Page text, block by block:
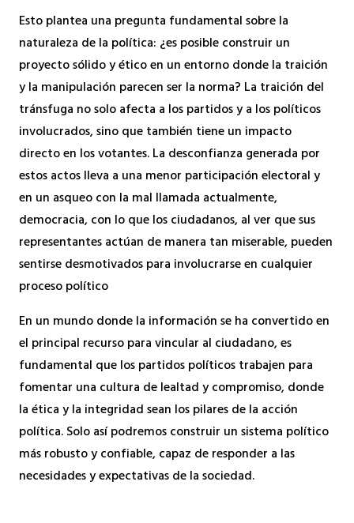
Esto plantea una pregunta fundamental sobre la
naturaleza de la política: ¿es posible construir un
proyecto sólido y ético en un entorno donde la traición
y la manipulación parecen ser la norma? La traición del
tránsfuga no solo afecta a los partidos y a los políticos
involucrados, sino que también tiene un impacto
directo en los votantes. La desconfianza generada por
estos actos lleva a una menor participación electoral y
en un asqueo con la mal llamada actualmente,
democracia, con lo que los ciudadanos, al ver que sus
representantes actúan de manera tan miserable, pueden
sentirse desmotivados para involucrarse en cualquier
proceso político
En un mundo donde la información se ha convertido en
el principal recurso para vincular al ciudadano, es
fundamental que los partidos políticos trabajen para
fomentar una cultura de lealtad y compromiso, donde
la ética y la integridad sean los pilares de la acción
política. Solo así podremos construir un sistema político
más robusto y confiable, capaz de responder a las
necesidades y expectativas de la sociedad.